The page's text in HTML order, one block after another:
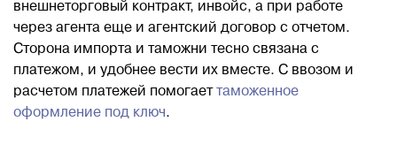
внешнеторговый контракт, инвойс, а при работе
через агента еще и агентский договор с отчетом.
Сторона импорта и таможни тесно связана с
платежом, и удобнее вести их вместе. С ввозом и
расчетом платежей помогает таможенное
оформление под ключ .